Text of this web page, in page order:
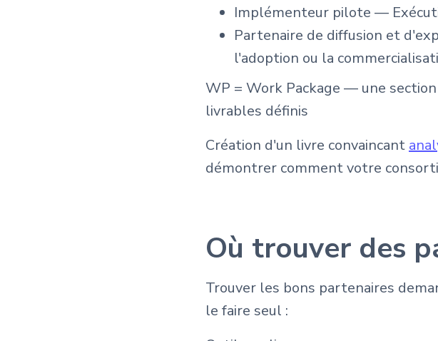
Implémenteur pilote —
Partenaire de diffusion et
l'adoption ou la
WP = Work Package — une
livrables définis
Création d'un livre convaincant
démontrer comment votre
Où trouver des
Trouver les bons partenaires
le faire seul :